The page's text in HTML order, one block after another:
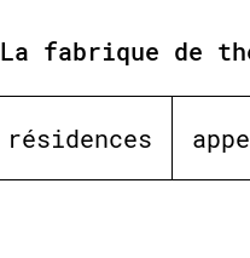
La fabrique de
résidences